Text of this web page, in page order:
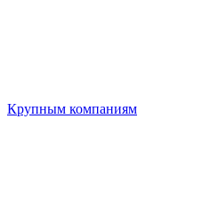
Крупным компаниям